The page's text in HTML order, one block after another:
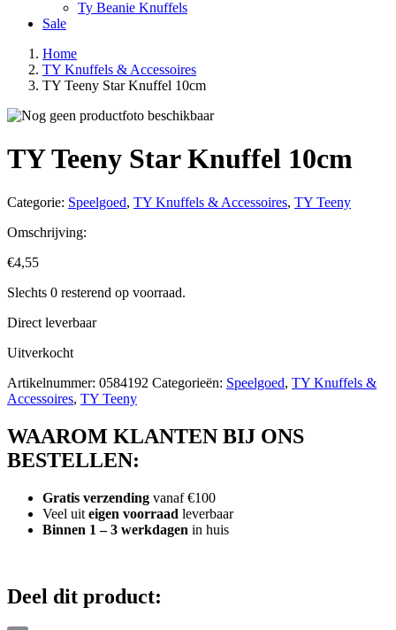
Ty Beanie Knuffels
Sale
Home
TY Knuffels & Accessoires
TY Teeny Star Knuffel 10cm
TY Teeny Star Knuffel 10cm
Categorie: Speelgoed, TY Knuffels & Accessoires, TY Teeny
Omschrijving:
€4,55
Slechts 0 resterend op voorraad.
Direct leverbaar
Uitverkocht
Artikelnummer: 0584192 Categorieën: Speelgoed, TY Knuffels &
Accessoires, TY Teeny
WAAROM KLANTEN BIJ ONS
BESTELLEN:
Gratis verzending vanaf €100
Veel uit eigen voorraad leverbaar
Binnen 1 – 3 werkdagen in huis
Deel dit product: